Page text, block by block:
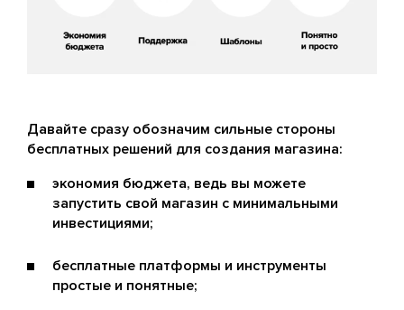
Давайте сразу обозначим сильные стороны
бесплатных решений для создания магазина:
экономия бюджета, ведь вы можете
запустить свой магазин с минимальными
инвестициями;
бесплатные платформы и инструменты
простые и понятные;